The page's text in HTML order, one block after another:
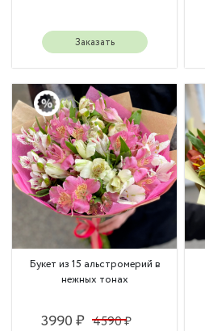
Заказать
Букет из 15 альстромерий в
нежных тонах
3990 ₽ 4590 ₽